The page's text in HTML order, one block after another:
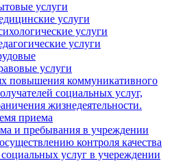
услуги
услуги
услуги
услуги
услуги
повышения коммуникативного
социальных услуг,
жизнедеятельности.
приема
и пребывания в учреждении
контроля качества
услуг в учереждении